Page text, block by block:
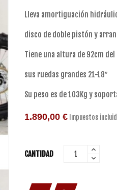
Lleva amortiguación
disco de doble pistón y
Tiene una altura de 92cm
sus ruedas grandes 21-18″
Su peso es de 103Kg y
1.890,00 € Impuestos
CANTIDAD